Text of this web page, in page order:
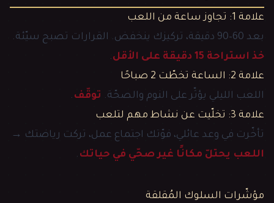
علامة 1: تجاوز ساعة من اللعب
بعد 60–90 دقيقة، تركيزك ينخفض. القرارات تصبح سيّئة.
خذ استراحة 15 دقيقة على الأقل
.
علامة 2: الساعة تخطّت 2 صباحًا
اللعب الليلي يؤثّر على النوم والصحّة. توقّف .
علامة 3: تخلّيت عن نشاط مهم لتلعب
تأخّرت في وعد عائلي، فوّتك اجتماع عمل، تركت رياضتك →
اللعب يحتلّ مكانًا غير صحّي في حياتك .
مؤشّرات السلوك المُقلقة